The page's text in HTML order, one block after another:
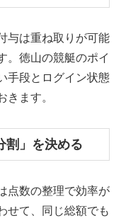
与は重ね取りが可能
。徳山の競艇のポイ
手段とログイン状態
きます。
割」を決める
点数の整理で効率が
せて、同じ総額でも